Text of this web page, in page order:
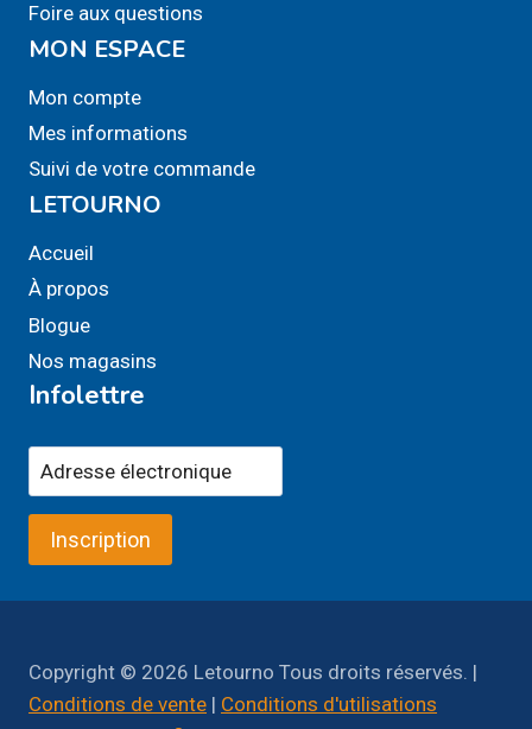
Foire aux questions
MON ESPACE
Mon compte
Mes informations
Suivi de votre commande
LETOURNO
Accueil
À propos
Blogue
Nos magasins
Infolettre
Inscription
Copyright © 2026 Letourno Tous droits réservés. |
Conditions de vente | Conditions d'utilisations